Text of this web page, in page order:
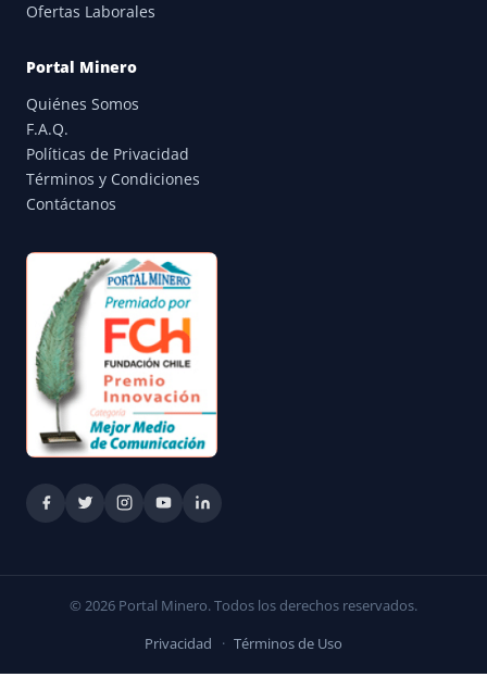
Ofertas Laborales
Portal Minero
Quiénes Somos
F.A.Q.
Políticas de Privacidad
Términos y Condiciones
Contáctanos
© 2026 Portal Minero. Todos los derechos reservados.
Privacidad · Términos de Uso